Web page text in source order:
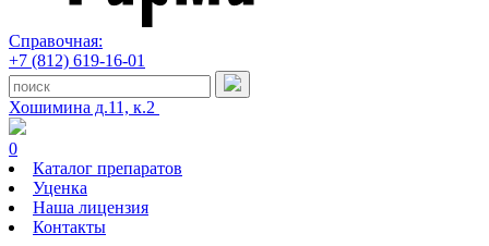
Справочная:
+7 (812) 619-16-01
Хошимина д.11, к.2
0
Каталог препаратов
Уценка
Наша лицензия
Контакты